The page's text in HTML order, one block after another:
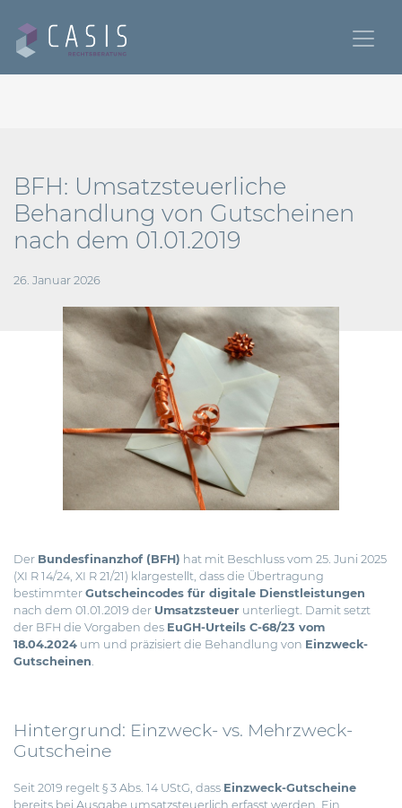
BFH: Umsatzsteuerliche
Behandlung von Gutscheinen
nach dem 01.01.2019
26. Januar 2026
Der Bundesfinanzhof (BFH) hat mit Beschluss vom 25. Juni 2025
(XI R 14/24, XI R 21/21) klargestellt, dass die Übertragung
bestimmter Gutscheincodes für digitale Dienstleistungen
nach dem 01.01.2019 der Umsatzsteuer unterliegt. Damit setzt
der BFH die Vorgaben des EuGH-Urteils C-68/23 vom
18.04.2024 um und präzisiert die Behandlung von Einzweck-
Gutscheinen.
Hintergrund: Einzweck- vs. Mehrzweck-
Gutscheine
Seit 2019 regelt § 3 Abs. 14 UStG, dass Einzweck-Gutscheine
bereits bei Ausgabe umsatzsteuerlich erfasst werden. Ein